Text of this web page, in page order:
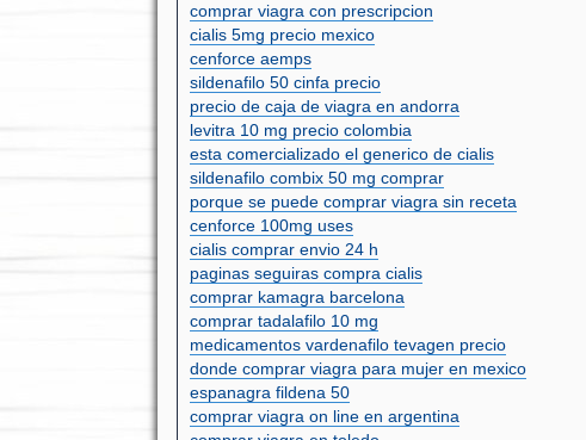
comprar viagra con prescripcion
cialis 5mg precio mexico
cenforce aemps
sildenafilo 50 cinfa precio
precio de caja de viagra en andorra
levitra 10 mg precio colombia
esta comercializado el generico de cialis
sildenafilo combix 50 mg comprar
porque se puede comprar viagra sin receta
cenforce 100mg uses
cialis comprar envio 24 h
paginas seguiras compra cialis
comprar kamagra barcelona
comprar tadalafilo 10 mg
medicamentos vardenafilo tevagen precio
donde comprar viagra para mujer en mexico
espanagra fildena 50
comprar viagra on line en argentina